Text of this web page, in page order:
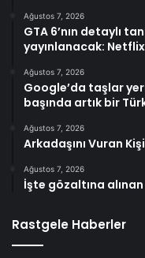
Ağustos 7, 2026
GTA 6’nın detaylı
yayınlanacak:
Ağustos 7, 2026
Google’da taşlar
başında artık bir
Ağustos 7, 2026
Arkadaşını Vuran
Ağustos 7, 2026
İşte gözaltına alınan
Rastgele Haberler